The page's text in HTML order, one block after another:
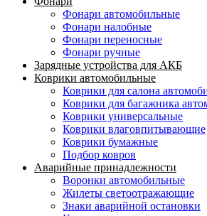
Фонари автомобильные
Фонари налобные
Фонари переносные
Фонари ручные
Зарядные устройства для АКБ
Коврики автомобильные
Коврики для салона
Коврики для багажника
Коврики универсальные
Коврики влаговпитывающие
Коврики бумажные
Подбор ковров
Аварийные принадлежности
Воронки автомобильные
Жилеты светоотражающие
Знаки аварийной остановки